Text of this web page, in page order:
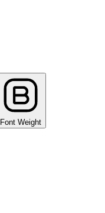
Font Weight